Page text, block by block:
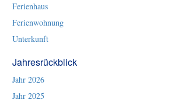
Ferienhaus
Ferienwohnung
Unterkunft
Jahresrückblick
Jahr 2026
Jahr 2025